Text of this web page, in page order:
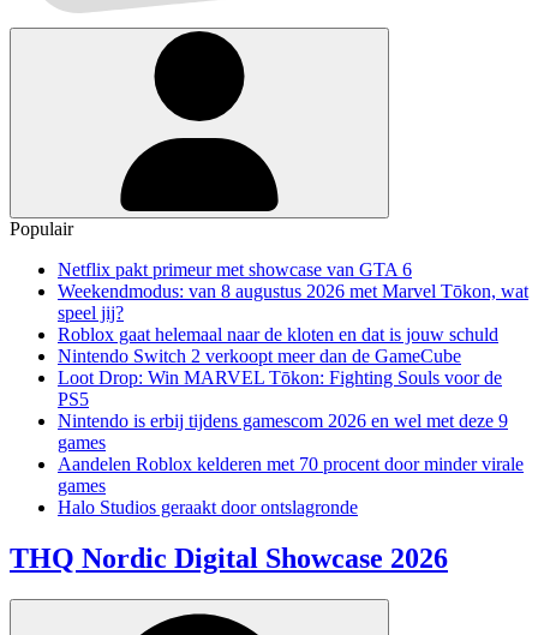
Populair
Netflix pakt primeur met showcase van GTA 6
Weekendmodus: van 8 augustus 2026 met Marvel Tōkon, wat
speel jij?
Roblox gaat helemaal naar de kloten en dat is jouw schuld
Nintendo Switch 2 verkoopt meer dan de GameCube
Loot Drop: Win MARVEL Tōkon: Fighting Souls voor de
PS5
Nintendo is erbij tijdens gamescom 2026 en wel met deze 9
games
Aandelen Roblox kelderen met 70 procent door minder virale
games
Halo Studios geraakt door ontslagronde
THQ Nordic Digital Showcase 2026